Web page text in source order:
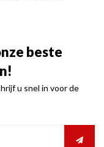
beste
u snel in voor de